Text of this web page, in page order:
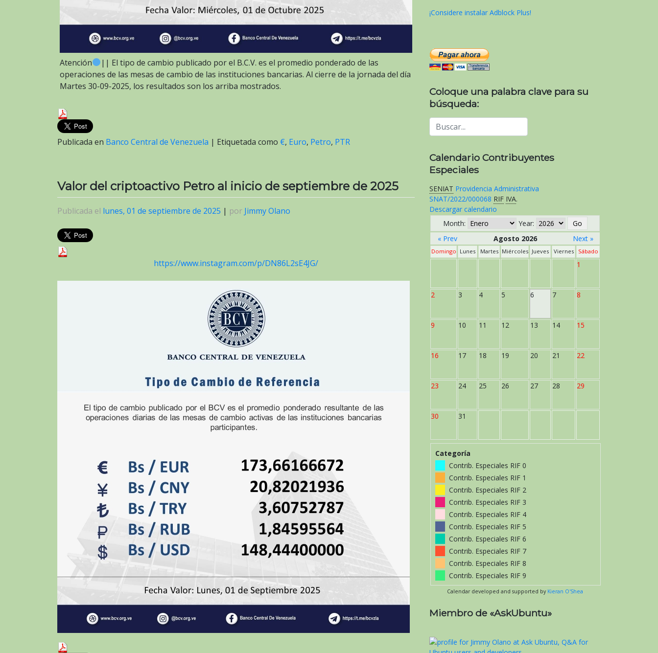
Atención
|| El tipo de cambio publicado por el B.C.V. es el promedio ponderado de las
operaciones de las mesas de cambio de las instituciones bancarias. Al cierre de la jornada del día
Martes 30-09-2025, los resultados son los arriba mostrados.
Publicada en Banco Central de Venezuela | Etiquetada como €, Euro, Petro, PTR
Valor del criptoactivo Petro al inicio de septiembre de 2025
Publicada el lunes, 01 de septiembre de 2025 | por Jimmy Olano
https://www.instagram.com/p/DN86L2sE4JG/
¡Considere instalar Adblock Plus!
Coloque una palabra clave para su
búsqueda:
Calendario Contribuyentes
Especiales
SENIAT Providencia Administrativa
SNAT/2022/000068 RIF IVA.
Descargar calendario
Month:
Year:
« Prev
Agosto 2026 Next »
Domingo Lunes Martes Miércoles Jueves Viernes Sábado
1
2 3 4 5 6 7 8
9 10 11 12 13 14 15
16 17 18 19 20 21 22
23 24 25 26 27 28 29
30 31
Categoría
Contrib. Especiales RIF 0
Contrib. Especiales RIF 1
Contrib. Especiales RIF 2
Contrib. Especiales RIF 3
Contrib. Especiales RIF 4
Contrib. Especiales RIF 5
Contrib. Especiales RIF 6
Contrib. Especiales RIF 7
Contrib. Especiales RIF 8
Contrib. Especiales RIF 9
Calendar developed and supported by Kieran O'Shea
Miembro de «AskUbuntu»